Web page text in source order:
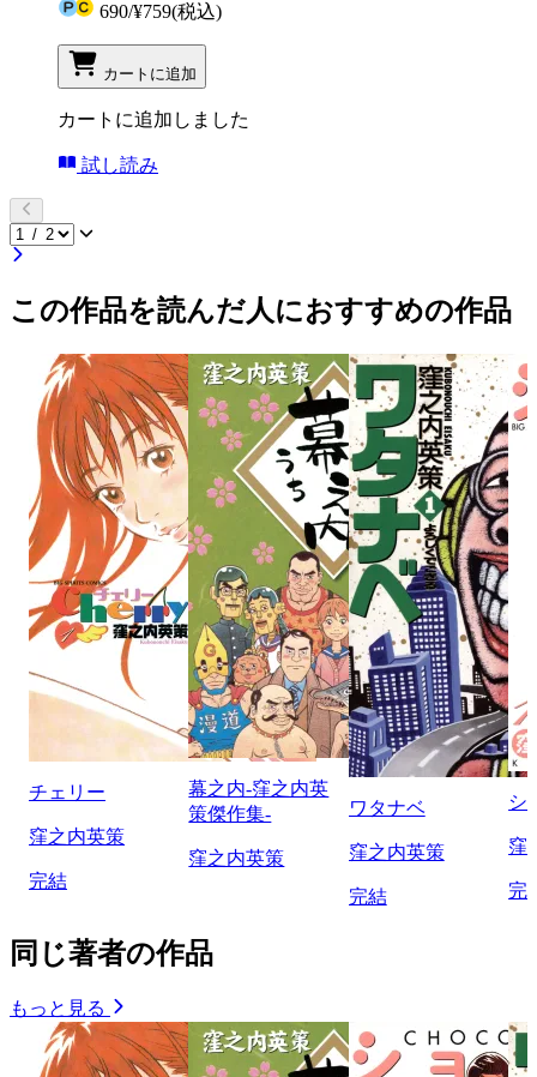
690/¥759(税込)
カートに追加
カートに追加しました
試し読み
この作品を読んだ人におすすめの作品
チェリー
窪之内英策
完結
幕之内-窪之内英
策傑作集-
窪之内英策
ワタナベ
窪之内英策
完結
シ
窪
完
同じ著者の作品
もっと見る